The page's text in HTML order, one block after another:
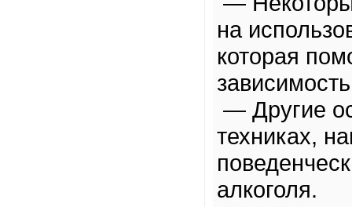
на
которая
— Другие
техниках,
алкоголя.